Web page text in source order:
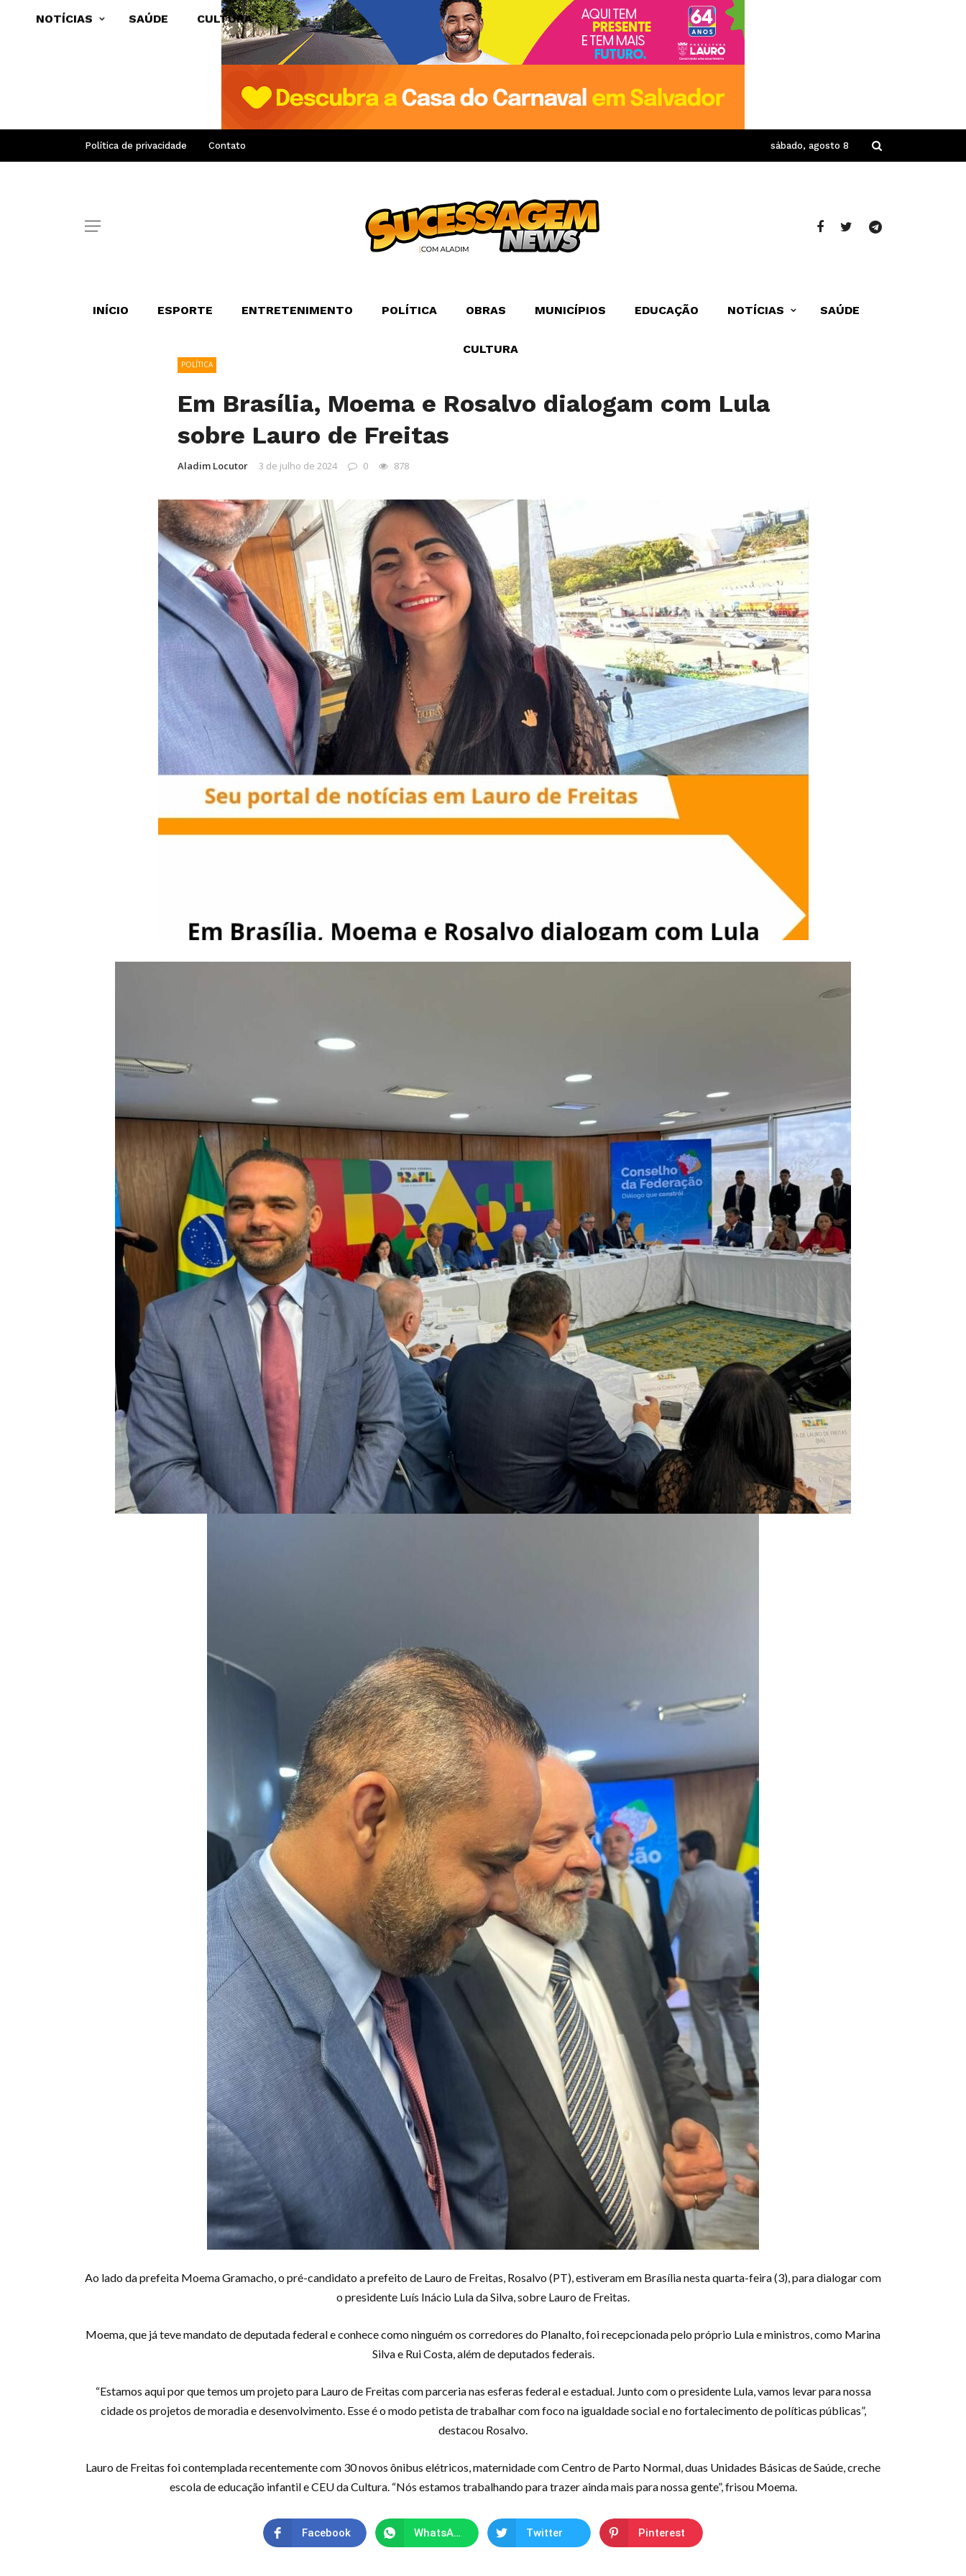
Política de privacidade Contato sábado, agosto 8
INÍCIO ESPORTE ENTRETENIMENTO POLÍTICA OBRAS MUNICÍPIOS EDUCAÇÃO NOTÍCIAS SAÚDE
CULTURA
NOTÍCIAS SAÚDE CULTURA
POLÍTICA
Em Brasília, Moema e Rosalvo dialogam com Lula
sobre Lauro de Freitas
Aladim Locutor 3 de julho de 2024 0 878
Ao lado da prefeita Moema Gramacho, o pré-candidato a prefeito de Lauro de Freitas, Rosalvo (PT), estiveram em Brasília nesta quarta-feira (3), para dialogar com
o presidente Luís Inácio Lula da Silva, sobre Lauro de Freitas.
Moema, que já teve mandato de deputada federal e conhece como ninguém os corredores do Planalto, foi recepcionada pelo próprio Lula e ministros, como Marina
Silva e Rui Costa, além de deputados federais.
“Estamos aqui por que temos um projeto para Lauro de Freitas com parceria nas esferas federal e estadual. Junto com o presidente Lula, vamos levar para nossa
cidade os projetos de moradia e desenvolvimento. Esse é o modo petista de trabalhar com foco na igualdade social e no fortalecimento de políticas públicas”,
destacou Rosalvo.
Lauro de Freitas foi contemplada recentemente com 30 novos ônibus elétricos, maternidade com Centro de Parto Normal, duas Unidades Básicas de Saúde, creche
escola de educação infantil e CEU da Cultura. “Nós estamos trabalhando para trazer ainda mais para nossa gente”, frisou Moema.
Facebook WhatsApp Twitter Pinterest